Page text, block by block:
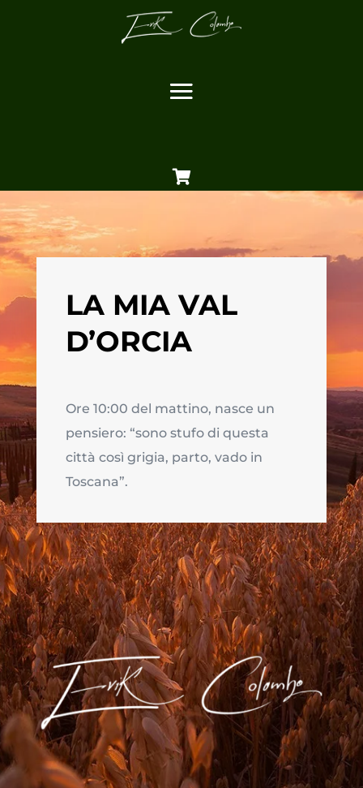

LA MIA VAL
D’ORCIA
Ore 10:00 del mattino, nasce un
pensiero: “sono stufo di questa
città così grigia, parto, vado in
Toscana”.